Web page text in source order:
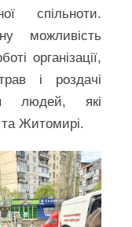
спільноти.
можливість
організації,
і роздачі
людей, які
Житомирі.